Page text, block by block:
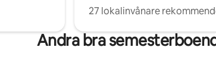
27 lokalinvånare
Andra bra